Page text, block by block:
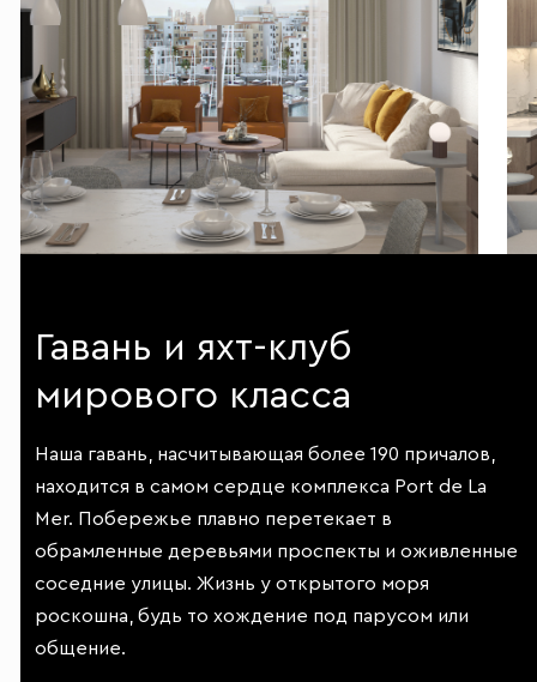
Гавань и яхт-клуб
мирового класса
Наша гавань, насчитывающая более 190 причалов,
находится в самом сердце комплекса Port de La
Mer. Побережье плавно перетекает в
обрамленные деревьями проспекты и оживленные
соседние улицы. Жизнь у открытого моря
роскошна, будь то хождение под парусом или
общение.